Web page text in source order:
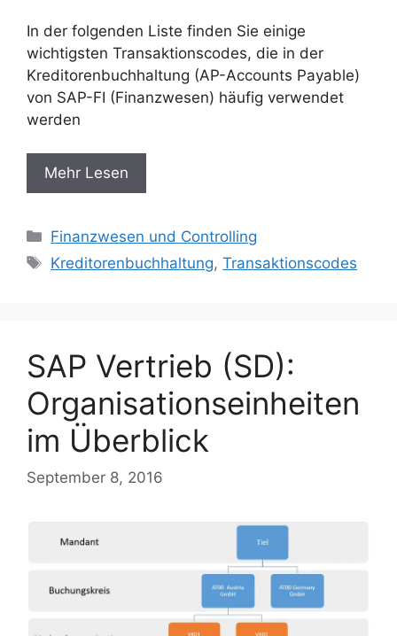
In der folgenden Liste finden Sie einige
wichtigsten Transaktionscodes, die in der
Kreditorenbuchhaltung (AP-Accounts Payable)
von SAP-FI (Finanzwesen) häufig verwendet
werden
Mehr Lesen
Categories
Finanzwesen und Controlling
Tags
Kreditorenbuchhaltung,Transaktionscodes
SAP Vertrieb (SD):
Organisationseinheiten
im Überblick
September 8, 2016